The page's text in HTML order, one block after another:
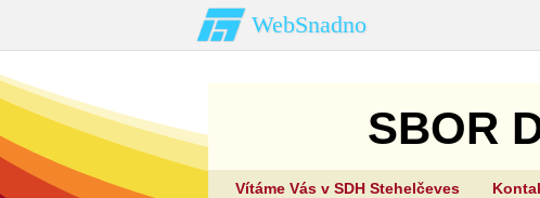
WebSnadno
SBOR
Vítáme Vás v SDH Stehelčeves